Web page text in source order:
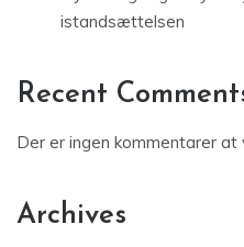
istandsættelsen
Recent
Der er ingen kommentarer at
Archives